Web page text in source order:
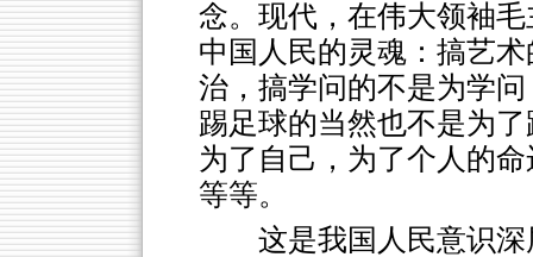
念。现代，在伟大领袖
中国人民的灵魂：搞艺
治，搞学问的不是为学
踢足球的当然也不是为
为了自己，为了个人的
等等。
这是我国人民意识